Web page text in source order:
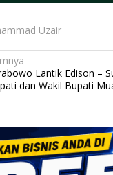
Uzair
Lantik Edison –
dan Wakil Bupati